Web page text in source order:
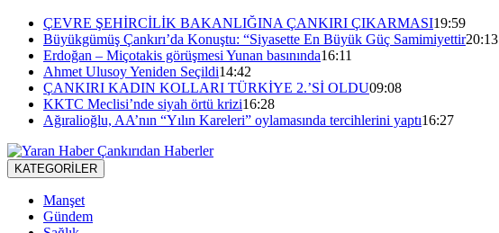
ÇEVRE ŞEHİRCİLİK BAKANLIĞINA ÇANKIRI ÇIKARMASI19:59
Büyükgümüş Çankırı’da Konuştu: “Siyasette En Büyük Güç Samimiyettir20:13
Erdoğan – Miçotakis görüşmesi Yunan basınında16:11
Ahmet Ulusoy Yeniden Seçildi14:42
ÇANKIRI KADIN KOLLARI TÜRKİYE 2.’Sİ OLDU09:08
KKTC Meclisi’nde siyah örtü krizi16:28
Ağıralioğlu, AA’nın “Yılın Kareleri” oylamasında tercihlerini yaptı16:27
KATEGORİLER
Manşet
Gündem